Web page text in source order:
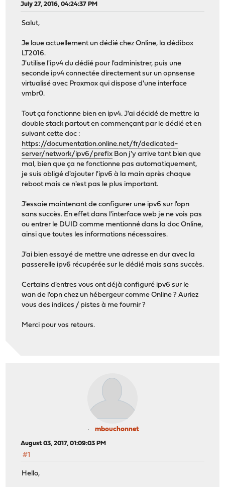
July 27, 2016, 04:24:37 PM
Salut,
Je loue actuellement un dédié chez Online, la dédibox
LT2016.
J'utilise l'ipv4 du dédié pour l'administrer, puis une
seconde ipv4 connectée directement sur un opnsense
virtualisé avec Proxmox qui dispose d'une interface
vmbr0.
Tout ça fonctionne bien en ipv4. J'ai décidé de mettre la
double stack partout en commençant par le dédié et en
suivant cette doc :
https://documentation.online.net/fr/dedicated-
server/network/ipv6/prefix Bon j'y arrive tant bien que
mal, bien que ça ne fonctionne pas automatiquement,
je suis obligé d'ajouter l'ipv6 à la main après chaque
reboot mais ce n'est pas le plus important.
J'essaie maintenant de configurer une ipv6 sur l'opn
sans succès. En effet dans l'interface web je ne vois pas
ou entrer le DUID comme mentionné dans la doc Online,
ainsi que toutes les informations nécessaires.
J'ai bien essayé de mettre une adresse en dur avec la
passerelle ipv6 récupérée sur le dédié mais sans succès.
Certains d'entres vous ont déjà configuré ipv6 sur le
wan de l'opn chez un hébergeur comme Online ? Auriez
vous des indices / pistes à me fournir ?
Merci pour vos retours.
mbouchonnet
August 03, 2017, 01:09:03 PM
#1
Hello,